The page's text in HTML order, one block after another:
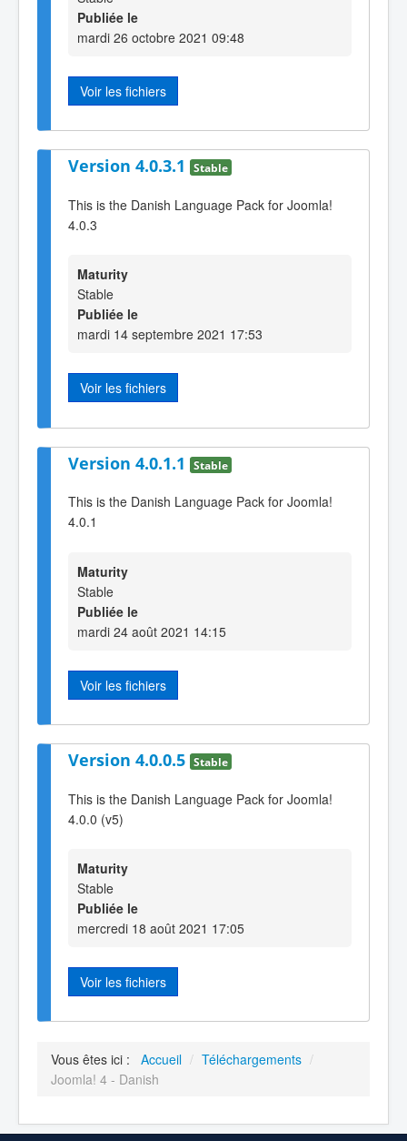
Publiée le
mardi 26 octobre 2021 09:48
Voir les fichiers
Version 4.0.3.1 Stable
This is the Danish Language Pack for Joomla!
4.0.3
Maturity
Stable
Publiée le
mardi 14 septembre 2021 17:53
Voir les fichiers
Version 4.0.1.1 Stable
This is the Danish Language Pack for Joomla!
4.0.1
Maturity
Stable
Publiée le
mardi 24 août 2021 14:15
Voir les fichiers
Version 4.0.0.5 Stable
This is the Danish Language Pack for Joomla!
4.0.0 (v5)
Maturity
Stable
Publiée le
mercredi 18 août 2021 17:05
Voir les fichiers
Vous êtes ici : Accueil / Téléchargements /
Joomla! 4 - Danish